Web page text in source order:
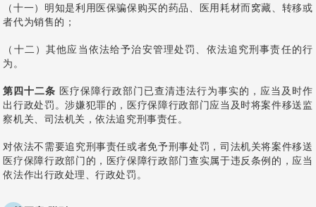
（十一）明知是利用医保骗保购买的药品、医用耗材而窝藏、转移或
者代为销售的；
（十二）其他应当依法给予治安管理处罚、依法追究刑事责任的行
为。
第四十二条 医疗保障行政部门已查清违法行为事实的，应当及时作
出行政处罚。涉嫌犯罪的，医疗保障行政部门应当及时将案件移送监
察机关、司法机关，依法追究刑事责任。
对依法不需要追究刑事责任或者免予刑事处罚，司法机关将案件移送
医疗保障行政部门的，医疗保障行政部门查实属于违反条例的，应当
依法作出行政处理、行政处罚。